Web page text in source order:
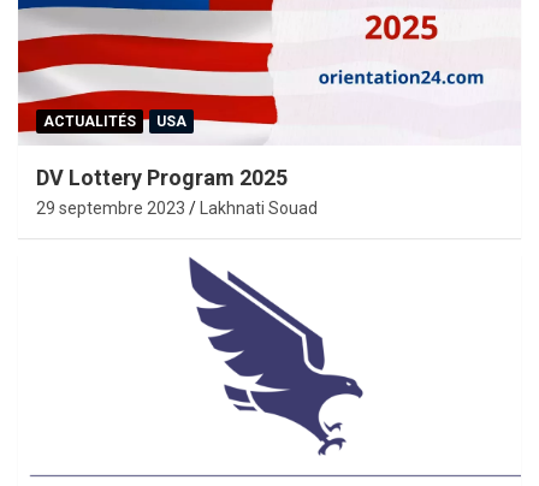
ACTUALITÉS USA
DV Lottery Program 2025
29 septembre 2023 Lakhnati Souad